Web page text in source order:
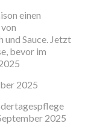
einen
Sauce. Jetzt
bevor im
2025
2025